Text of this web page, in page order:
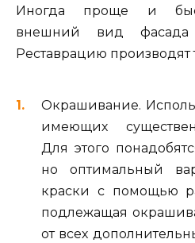
Иногда проще и
внешний вид фасада
Реставрацию производят
Окрашивание.
имеющих
Для этого
но оптимальный
краски с помощью
подлежащая
от всех